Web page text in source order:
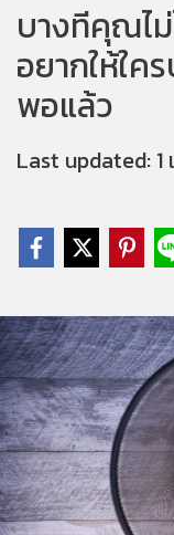
บางทีคุณไ
อยากให้ใค
พอแล้ว
Last updated: 1